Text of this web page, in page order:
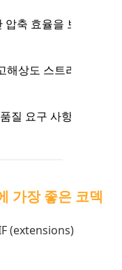
축 효율을 보여줘
상도 스트리밍에
질 요구 사항을 위한
가장 좋은 코덱
(extensions)